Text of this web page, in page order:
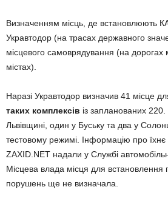
Визначенням місць, де встановлюють
Укравтодор (на трасах державного
місцевого самоврядування (на дорогах
містах).
Наразі Укравтодор визначив 41 місце
таких комплексів із запланованих
Львівщині, один у Буську та два у
тестовому режимі. Інформацію про
ZAXID.NET надали у Службі
Місцева влада місця для встановлення
порушень ще не визначала.